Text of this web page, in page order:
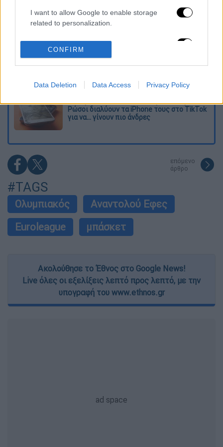
I want to allow Google to enable storage
related to personalization.
I want to allow Google to enable storage
related to security, including authentication
functionality and fraud prevention, and other
CONFIRM
Data Deletion Data Access Privacy Policy
Η πρώτη δήλωση της οικογένειας της
38χρονης Βρετανίδας που δολοφονήθηκε
Ντύθηκε «Χάρος», ανέβηκε στην οροφή
νοσοκομείου και κοιτούσε επίμονα τους
«Όχι γκέι 17 Pro, αλλά σπασμένο 11άρι»:
Ρώσοι διαλύουν τα iPhone τους στο TikTok
για να... γίνουν πιο άνδρες
επόμενο
άρθρο
#TAGS
Ολυμπιακός
Αναντολού Εφες
Euroleague
μπάσκετ
Ακολούθησε το Έθνος στο Google News!
Live όλες οι εξελίξεις λεπτό προς λεπτό, με την
υπογραφή του www.ethnos.gr